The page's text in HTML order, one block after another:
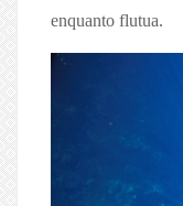
enquanto flutua.